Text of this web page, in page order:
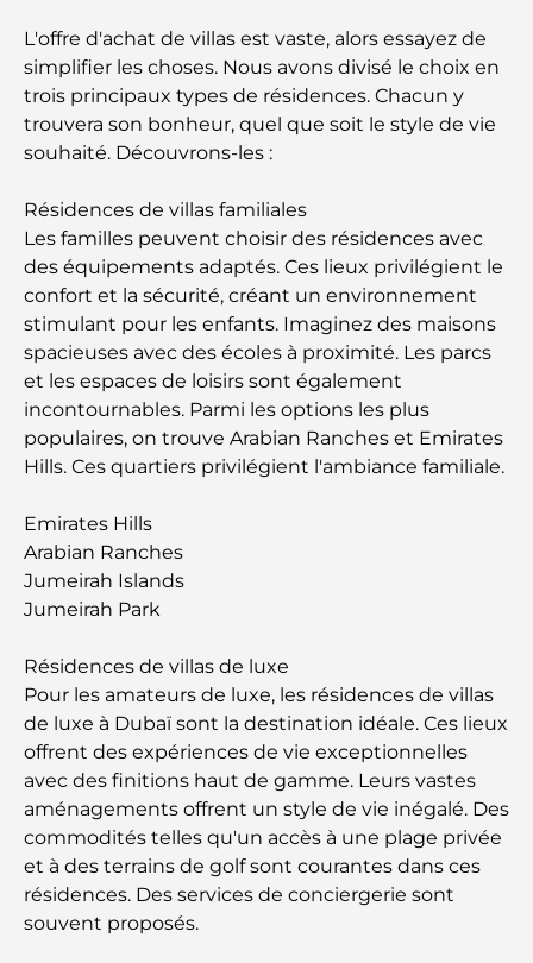
Cafés à Business Bay : l’alliance parfaite du café et
de la convivialité
Restaurants étoilés Michelin à Dubaï : un circuit
Découverte des restaurants de Jumeirah Golf
Estates : un guide culinaire
Dubai Horse Racing: Where Tradition Meets
Global Competition
Cafés à Palm Jumeirah : Guide des meilleurs cafés
et lieux de vie de l’île
sélection pour 2026
Comment obtenir un prêt immobilier à Dubaï : le
guide ultime
Plan directeur de Tilal Al Ghaf : une nouvelle
norme pour la vie intégrée à Dubaï
Maisons conformes au Vastu : Guide pratique pour
créer équilibre et harmonie
Les meilleures entreprises d'aménagement
paysager à Dubaï : Transformer vos espaces
extérieurs
Les meilleures entreprises de déménagement à
L'offre d'achat de villas est vaste, alors essayez de
simplifier les choses. Nous avons divisé le choix en
trois principaux types de résidences. Chacun y
trouvera son bonheur, quel que soit le style de vie
souhaité. Découvrons-les :
Résidences de villas familiales
Les familles peuvent choisir des résidences avec
des équipements adaptés. Ces lieux privilégient le
confort et la sécurité, créant un environnement
stimulant pour les enfants. Imaginez des maisons
spacieuses avec des écoles à proximité. Les parcs
et les espaces de loisirs sont également
incontournables. Parmi les options les plus
populaires, on trouve Arabian Ranches et Emirates
Hills. Ces quartiers privilégient l'ambiance familiale.
Emirates Hills
Arabian Ranches
Jumeirah Islands
Jumeirah Park
Résidences de villas de luxe
Pour les amateurs de luxe, les résidences de villas
de luxe à Dubaï sont la destination idéale. Ces lieux
offrent des expériences de vie exceptionnelles
avec des finitions haut de gamme. Leurs vastes
aménagements offrent un style de vie inégalé. Des
commodités telles qu'un accès à une plage privée
et à des terrains de golf sont courantes dans ces
résidences. Des services de conciergerie sont
souvent proposés.